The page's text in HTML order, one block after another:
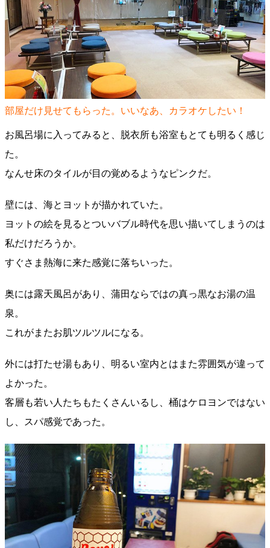
部屋だけ見せてもらった。いいなあ、カラオケしたい！
お風呂場に入ってみると、脱衣所も浴室もとても明るく感じ
た。
なんせ床のタイルが目の覚めるようなピンクだ。
壁には、海とヨットが描かれていた。
ヨットの絵を見るとついバブル時代を思い描いてしまうのは
私だけだろうか。
すぐさま熱海に来た感覚に落ちいった。
奥には露天風呂があり、蒲田ならではの真っ黒なお湯の温
泉。
これがまたお肌ツルツルになる。
外には打たせ湯もあり、明るい室内とはまた雰囲気が違って
よかった。
客層も若い人たちもたくさんいるし、桶はケロヨンではない
し、スパ感覚であった。